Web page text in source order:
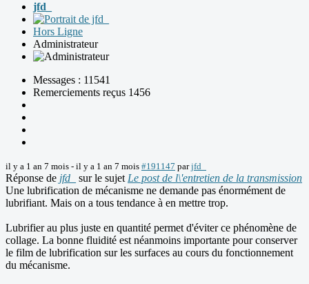
jfd_
Hors Ligne
Administrateur
Messages : 11541
Remerciements reçus 1456
il y a 1 an 7 mois - il y a 1 an 7 mois #191147 parjfd_
Réponse de jfd_ sur le sujet Le post de l\'entretien de la transmission
Une lubrification de mécanisme ne demande pas énormément de
lubrifiant. Mais on a tous tendance à en mettre trop.
Lubrifier au plus juste en quantité permet d'éviter ce phénomène de
collage. La bonne fluidité est néanmoins importante pour conserver
le film de lubrification sur les surfaces au cours du fonctionnement
du mécanisme.